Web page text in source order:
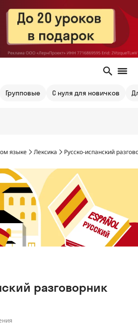
Групповые С нуля для новичков
языке Лексика Русско-испанский
разговорник